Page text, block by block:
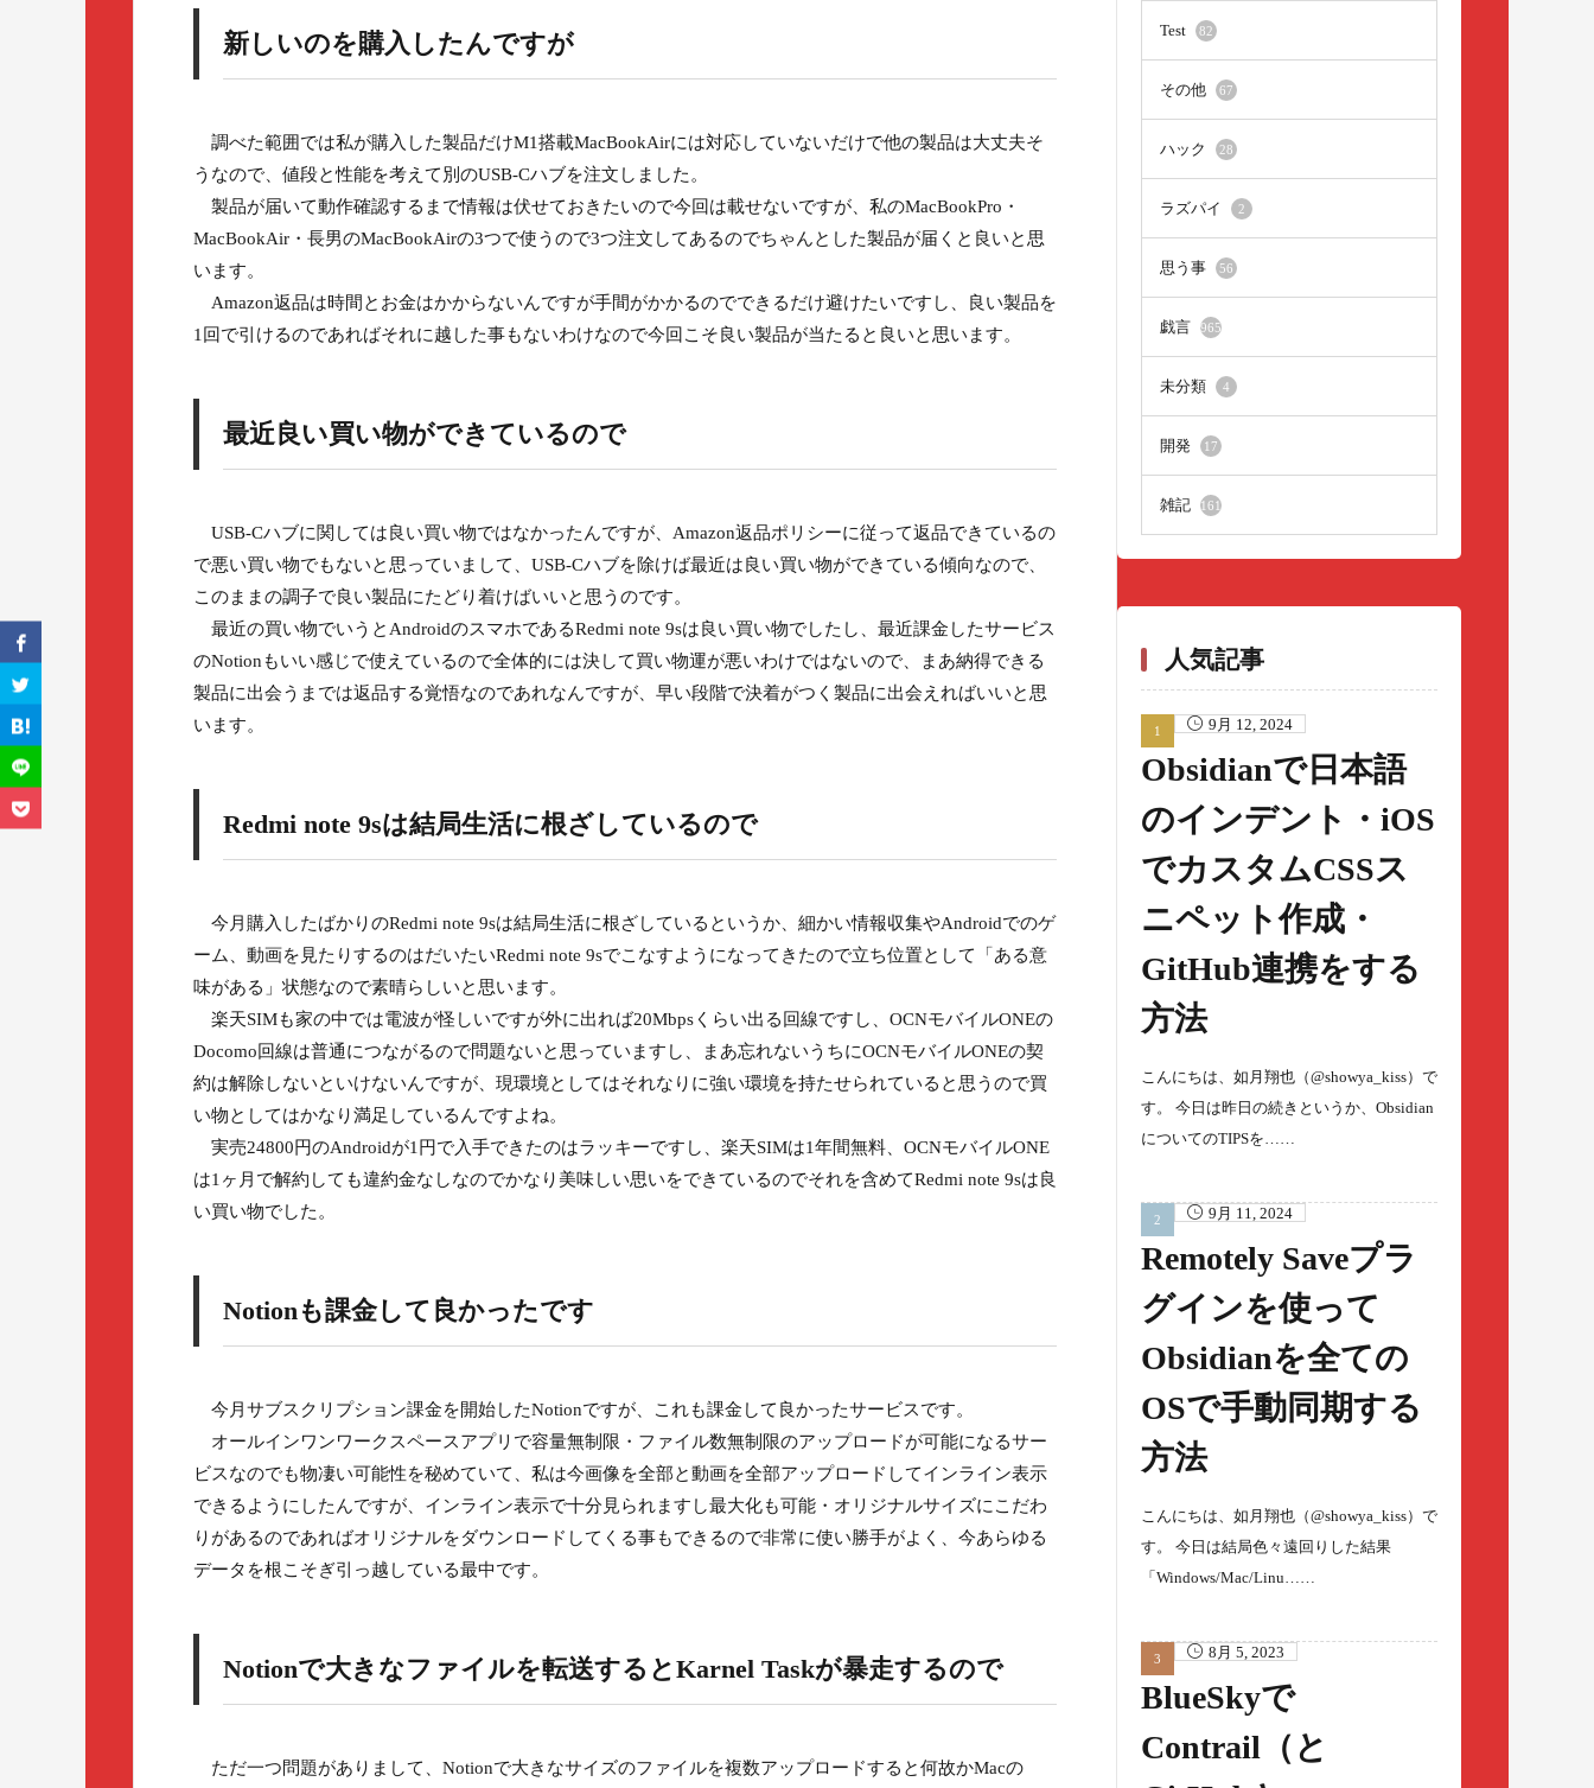
新しいのを購入したんですが
調べた範囲では私が購入した製品だけM1搭載MacBookAirには対応していないだけで他の製品は大丈夫そ
うなので、値段と性能を考えて別のUSB-Cハブを注文しました。
製品が届いて動作確認するまで情報は伏せておきたいので今回は載せないですが、私のMacBookPro・
MacBookAir・長男のMacBookAirの3つで使うので3つ注文してあるのでちゃんとした製品が届くと良いと思
います。
Amazon返品は時間とお金はかからないんですが手間がかかるのでできるだけ避けたいですし、良い製品を
1回で引けるのであればそれに越した事もないわけなので今回こそ良い製品が当たると良いと思います。
最近良い買い物ができているので
USB-Cハブに関しては良い買い物ではなかったんですが、Amazon返品ポリシーに従って返品できているの
で悪い買い物でもないと思っていまして、USB-Cハブを除けば最近は良い買い物ができている傾向なので、
このままの調子で良い製品にたどり着けばいいと思うのです。
最近の買い物でいうとAndroidのスマホであるRedmi note 9sは良い買い物でしたし、最近課金したサービス
のNotionもいい感じで使えているので全体的には決して買い物運が悪いわけではないので、まあ納得できる
製品に出会うまでは返品する覚悟なのであれなんですが、早い段階で決着がつく製品に出会えればいいと思
います。
Redmi note 9sは結局生活に根ざしているので
今月購入したばかりのRedmi note 9sは結局生活に根ざしているというか、細かい情報収集やAndroidでのゲ
ーム、動画を見たりするのはだいたいRedmi note 9sでこなすようになってきたので立ち位置として「ある意
味がある」状態なので素晴らしいと思います。
楽天SIMも家の中では電波が怪しいですが外に出れば20Mbpsくらい出る回線ですし、OCNモバイルONEの
Docomo回線は普通につながるので問題ないと思っていますし、まあ忘れないうちにOCNモバイルONEの契
約は解除しないといけないんですが、現環境としてはそれなりに強い環境を持たせられていると思うので買
い物としてはかなり満足しているんですよね。
実売24800円のAndroidが1円で入手できたのはラッキーですし、楽天SIMは1年間無料、OCNモバイルONE
は1ヶ月で解約しても違約金なしなのでかなり美味しい思いをできているのでそれを含めてRedmi note 9sは良
い買い物でした。
Notionも課金して良かったです
今月サブスクリプション課金を開始したNotionですが、これも課金して良かったサービスです。
オールインワンワークスペースアプリで容量無制限・ファイル数無制限のアップロードが可能になるサー
ビスなのでも物凄い可能性を秘めていて、私は今画像を全部と動画を全部アップロードしてインライン表示
できるようにしたんですが、インライン表示で十分見られますし最大化も可能・オリジナルサイズにこだわ
りがあるのであればオリジナルをダウンロードしてくる事もできるので非常に使い勝手がよく、今あらゆる
データを根こそぎ引っ越している最中です。
Notionで大きなファイルを転送するとKarnel Taskが暴走するので
ただ一つ問題がありまして、Notionで大きなサイズのファイルを複数アップロードすると何故かMacの
Test 82
その他 67
ハック 28
ラズパイ 2
思う事 56
戯言 965
未分類 4
開発 17
雑記 161
人気記事
9月 12, 2024
Obsidianで日本語
のインデント・iOS
でカスタムCSSス
ニペット作成・
GitHub連携をする
方法
こんにちは、如月翔也（@showya_kiss）で
す。 今日は昨日の続きというか、Obsidian
についてのTIPSを……
9月 11, 2024
Remotely Saveプラ
グインを使って
Obsidianを全ての
OSで手動同期する
方法
こんにちは、如月翔也（@showya_kiss）で
す。 今日は結局色々遠回りした結果
「Windows/Mac/Linu……
8月 5, 2023
BlueSkyで
Contrail（と